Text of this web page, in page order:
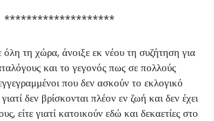
********************
τη χώρα, άνοιξε εκ νέου τη συζήτηση για
και το γεγονός πως σε πολλούς
που δεν ασκούν το εκλογικό
δεν βρίσκονται πλέον εν ζωή και δεν έχει
είτε γιατί κατοικούν εδώ και δεκαετίες στο